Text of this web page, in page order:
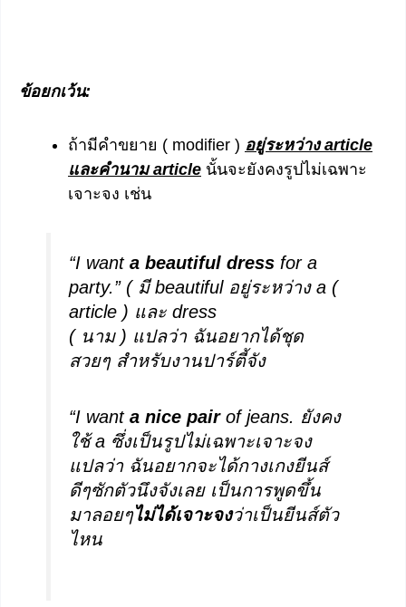
ข้อยกเว้น:
ถ้ามีคำขยาย ( modifier ) อยู่ระหว่าง article
และคำนาม article นั้นจะยังคงรูปไม่เฉพาะ
เจาะจง เช่น
“I want a beautiful dressfor a
party.” ( มี beautiful อยู่ระหว่าง a (
article ) และ dress
( นาม ) แปลว่า ฉันอยากได้ชุด
สวยๆ สำหรับงานปาร์ตี้จัง
“I want a nice pairof jeans. ยังคง
ใช้ a ซึ่งเป็นรูปไม่เฉพาะเจาะจง
แปลว่า ฉันอยากจะได้กางเกงยีนส์
ดีๆซักตัวนึงจังเลย เป็นการพูดขึ้น
มาลอยๆไม่ได้เจาะจงว่าเป็นยีนส์ตัว
ไหน